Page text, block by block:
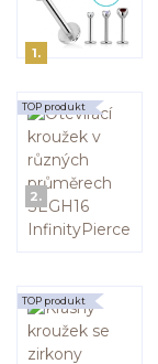
1.
2.
TOP produkt
TOP produkt